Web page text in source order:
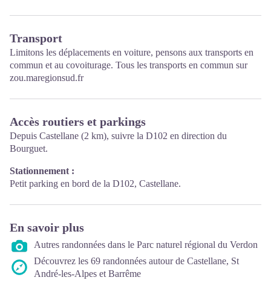
Transport
Limitons les déplacements en voiture, pensons aux transports en
commun et au covoiturage. Tous les transports en commun sur
zou.maregionsud.fr
Accès routiers et parkings
Depuis Castellane (2 km), suivre la D102 en direction du
Bourguet.
Stationnement :
Petit parking en bord de la D102, Castellane.
En savoir plus
Autres randonnées dans le Parc naturel régional du Verdon
Découvrez les 69 randonnées autour de Castellane, St
André-les-Alpes et Barrême